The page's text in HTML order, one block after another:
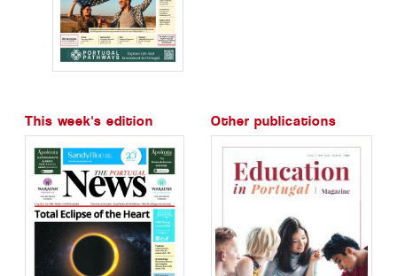
This week's edition Other publications